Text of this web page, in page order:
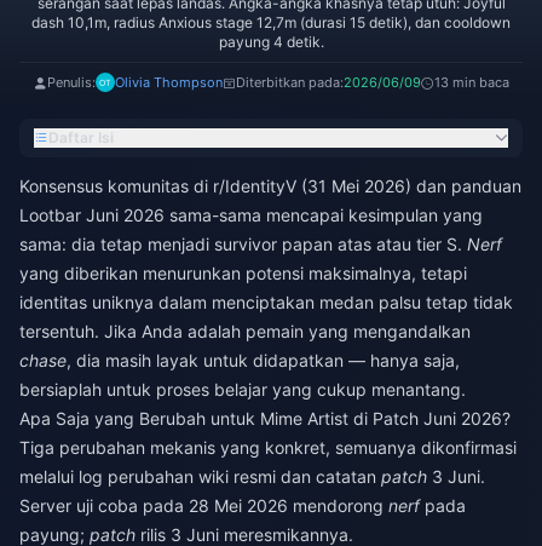
dash 10,1m, radius Anxious stage 12,7m (durasi 15 detik), dan cooldown
payung 4 detik.
Penulis: Olivia Thompson Diterbitkan pada:2026/06/09 13 min baca
Daftar Isi
Konsensus komunitas di r/IdentityV (31 Mei 2026) dan panduan
Lootbar Juni 2026 sama-sama mencapai kesimpulan yang
sama: dia tetap menjadi survivor papan atas atau tier S. Nerf
yang diberikan menurunkan potensi maksimalnya, tetapi
identitas uniknya dalam menciptakan medan palsu tetap tidak
tersentuh. Jika Anda adalah pemain yang mengandalkan
chase, dia masih layak untuk didapatkan — hanya saja,
bersiaplah untuk proses belajar yang cukup menantang.
Apa Saja yang Berubah untuk Mime Artist di Patch Juni 2026?
Tiga perubahan mekanis yang konkret, semuanya dikonfirmasi
melalui log perubahan wiki resmi dan catatan patch 3 Juni.
Server uji coba pada 28 Mei 2026 mendorong nerfpada
payung; patch rilis 3 Juni meresmikannya.